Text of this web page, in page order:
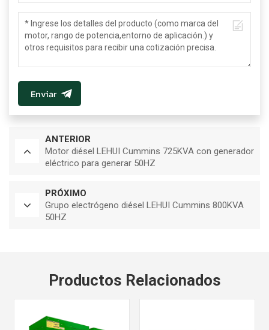
Enviar
ANTERIOR
Motor diésel LEHUI Cummins 725KVA con generador
eléctrico para generar 50HZ
PRÓXIMO
Grupo electrógeno diésel LEHUI Cummins 800KVA
50HZ
Productos Relacionados